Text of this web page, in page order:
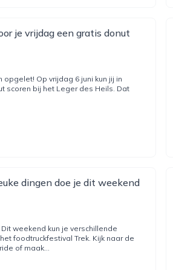
je vrijdag een gratis donut
opgelet! Op vrijdag 6 juni kun jij in
scoren bij het Leger des Heils. Dat
dingen doe je dit weekend
weekend kun je verschillende
foodtruckfestival Trek. Kijk naar de
of maak...